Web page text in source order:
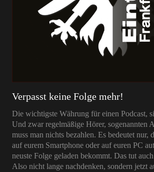
Verpasst keine Folge mehr!
Die wichtigste Währung für einen Podcast,
Und zwar regelmäßige Hörer, sogenannten
muss man nichts bezahlen. Es bedeutet nur,
auf eurem Smartphone oder auf euren PC
neuste Folge geladen bekommt. Das tut
Also nicht lange nachdenken, sondern jetzt